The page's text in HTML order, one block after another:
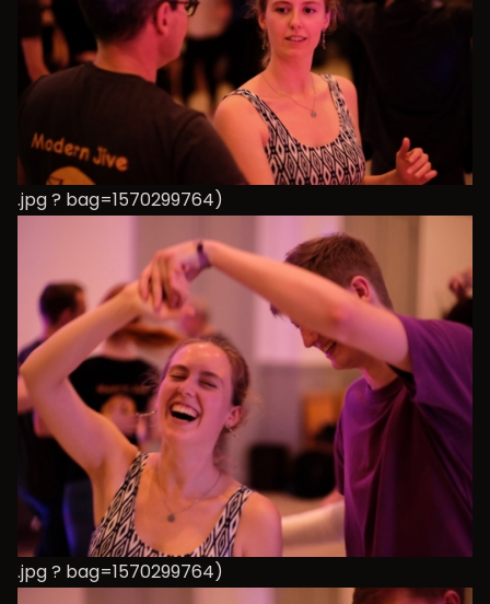
.jpg ? bag=1570299764)
.jpg ? bag=1570299764)